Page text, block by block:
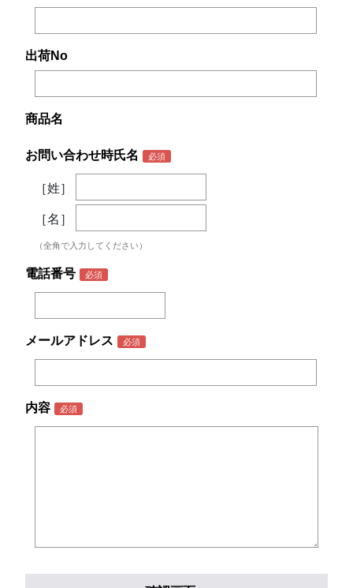
出荷No
商品名
お問い合わせ時氏名
［姓］
［名］
（全角で入力してください）
電話番号
メールアドレス
内容